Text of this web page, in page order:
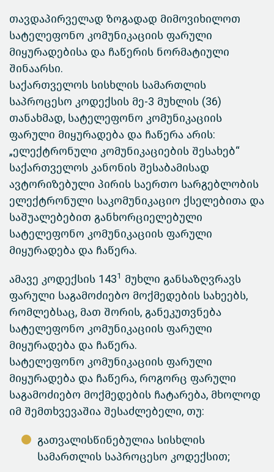
თავდაპირველად ზოგადად მიმოვიხილოთ
სატელეფონო კომუნიკაციის ფარული
მიყურადებისა და ჩაწერის ნორმატიული
შინაარსი.
საქართველოს სისხლის სამართლის
საპროცესო კოდექსის მე-3 მუხლის (36)
თანახმად, სატელეფონო კომუნიკაციის
ფარული მიყურადება და ჩაწერა არის:
„ელექტრონული კომუნიკაციების შესახებ“
საქართველოს კანონის შესაბამისად
ავტორიზებული პირის საერთო სარგებლობის
ელექტრონული საკომუნიკაციო ქსელებითა და
საშუალებებით განხორციელებული
სატელეფონო კომუნიკაციის ფარული
მიყურადება და ჩაწერა.
ამავე კოდექსის 1431 მუხლი განსაზღვრავს
ფარული საგამოძიებო მოქმედების სახეებს,
რომლებსაც, მათ შორის, განეკუთვნება
სატელეფონო კომუნიკაციის ფარული
მიყურადება და ჩაწერა.
სატელეფონო კომუნიკაციის ფარული
მიყურადება და ჩაწერა, როგორც ფარული
საგამოძიებო მოქმედების ჩატარება, მხოლოდ
იმ შემთხვევაშია შესაძლებელი, თუ:
გათვალისწინებულია სისხლის
სამართლის საპროცესო კოდექსით;